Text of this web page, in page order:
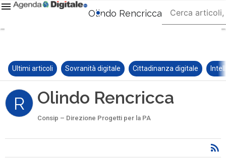
Olindo Rencricca
Ultimi articoli Sovranità digitale Cittadinanza digitale
R Olindo Rencricca
Consip – Direzione Progetti per la PA